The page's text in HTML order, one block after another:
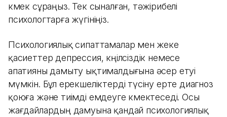
көмек сұраңыз. Тек сыналған, тәжірибелі
психологтарға жүгініңіз.
Психологиялық сипаттамалар мен жеке
қасиеттер депрессия, көңілсіздік немесе
апатияны дамыту ықтималдығына әсер етуі
мүмкін. Бұл ерекшеліктерді түсіну ерте диагноз
қоюға және тиімді емдеуге көмектеседі. Осы
жағдайлардың дамуына қандай психологиялық